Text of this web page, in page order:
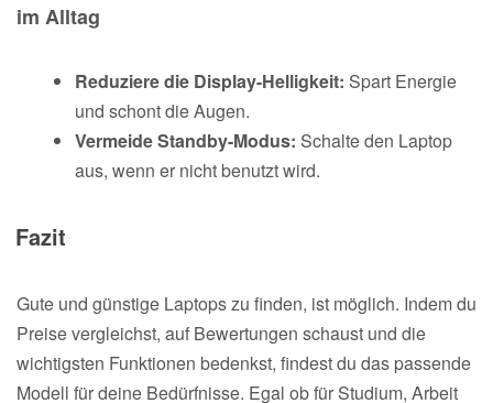
im Alltag
Reduziere die Display-Helligkeit: Spart Energie
und schont die Augen.
Vermeide Standby-Modus: Schalte den Laptop
aus, wenn er nicht benutzt wird.
Fazit
Gute und günstige Laptops zu finden, ist möglich. Indem du
Preise vergleichst, auf Bewertungen schaust und die
wichtigsten Funktionen bedenkst, findest du das passende
Modell für deine Bedürfnisse. Egal ob für Studium, Arbeit